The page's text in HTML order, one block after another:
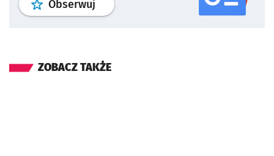
Obserwuj profil serwisu
ZOBACZ TAKŻE